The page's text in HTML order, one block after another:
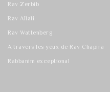
Rav Zerbib
Rav Allali
Rav Wattenberg
A travers les yeux de Rav Chapira
Rabbanim exceptional